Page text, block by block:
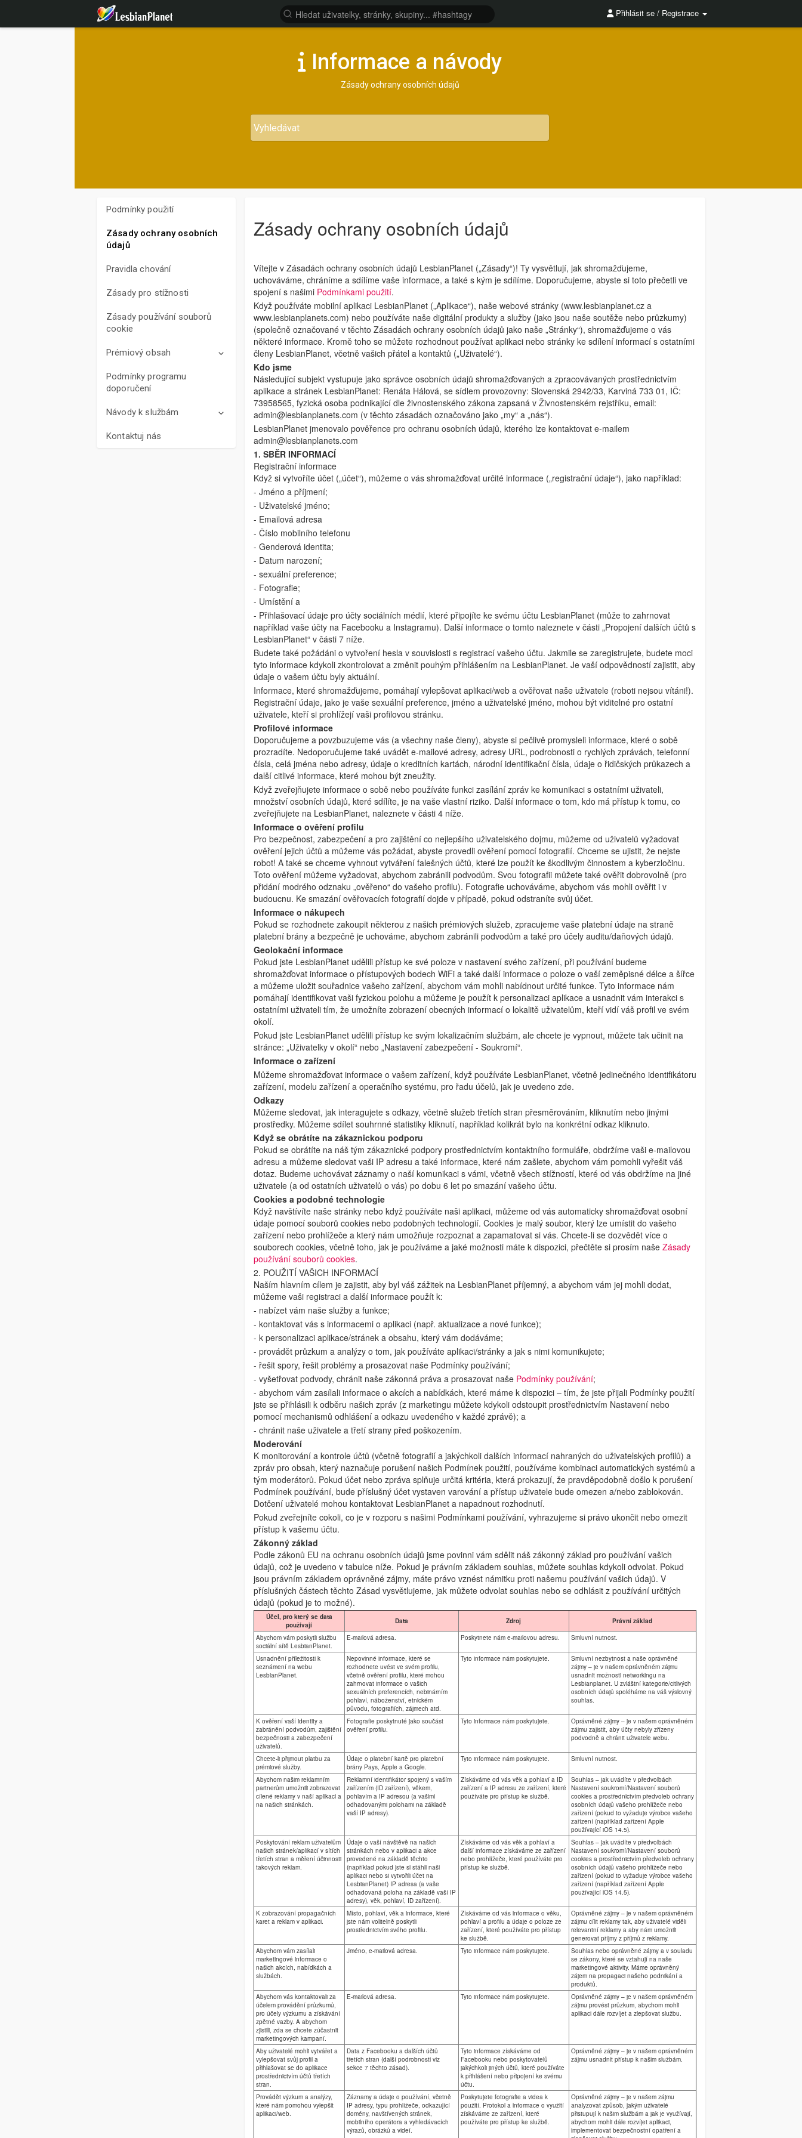
Přihlásit se / Registrace
Informace a návody
Zásady ochrany osobních údajů
Podmínky použití
Zásady ochrany osobních
údajů
Pravidla chování
Zásady pro stížnosti
Zásady používání souborů
cookie
Prémiový obsah
Podmínky programu
doporučení
Návody k službám
Kontaktuj nás
Zásady ochrany osobních údajů
Vítejte v Zásadách ochrany osobních údajů LesbianPlanet („Zásady“)! Ty vysvětlují, jak shromažďujeme,
uchováváme, chráníme a sdílíme vaše informace, a také s kým je sdílíme. Doporučujeme, abyste si toto přečetli ve
spojení s našimi Podmínkami použití.
Když používáte mobilní aplikaci LesbianPlanet („Aplikace“), naše webové stránky (www.lesbianplanet.cz a
www.lesbianplanets.com) nebo používáte naše digitální produkty a služby (jako jsou naše soutěže nebo průzkumy)
(společně označované v těchto Zásadách ochrany osobních údajů jako naše „Stránky“), shromažďujeme o vás
některé informace. Kromě toho se můžete rozhodnout používat aplikaci nebo stránky ke sdílení informací s ostatními
členy LesbianPlanet, včetně vašich přátel a kontaktů („Uživatelé“).
Kdo jsme
Následující subjekt vystupuje jako správce osobních údajů shromažďovaných a zpracovávaných prostřednictvím
aplikace a stránek LesbianPlanet: Renáta Hálová, se sídlem provozovny: Slovenská 2942/33, Karviná 733 01, IČ:
73958565, fyzická osoba podnikající dle živnostenského zákona zapsaná v Živnostenském rejstříku, email:
admin@lesbianplanets.com (v těchto zásadách označováno jako „my“ a „nás“).
LesbianPlanet jmenovalo pověřence pro ochranu osobních údajů, kterého lze kontaktovat e-mailem
admin@lesbianplanets.com
1. SBĚR INFORMACÍ
Registrační informace
Když si vytvoříte účet („účet“), můžeme o vás shromažďovat určité informace („registrační údaje“), jako například:
- Jméno a příjmení;
- Uživatelské jméno;
- Emailová adresa
- Číslo mobilního telefonu
- Genderová identita;
- Datum narození;
- sexuální preference;
- Fotografie;
- Umístění a
- Přihlašovací údaje pro účty sociálních médií, které připojíte ke svému účtu LesbianPlanet (může to zahrnovat
například vaše účty na Facebooku a Instagramu). Další informace o tomto naleznete v části „Propojení dalších účtů s
LesbianPlanet“ v části 7 níže.
Budete také požádáni o vytvoření hesla v souvislosti s registrací vašeho účtu. Jakmile se zaregistrujete, budete moci
tyto informace kdykoli zkontrolovat a změnit pouhým přihlášením na LesbianPlanet. Je vaší odpovědností zajistit, aby
údaje o vašem účtu byly aktuální.
Informace, které shromažďujeme, pomáhají vylepšovat aplikaci/web a ověřovat naše uživatele (roboti nejsou vítáni!).
Registrační údaje, jako je vaše sexuální preference, jméno a uživatelské jméno, mohou být viditelné pro ostatní
uživatele, kteří si prohlížejí vaši profilovou stránku.
Profilové informace
Doporučujeme a povzbuzujeme vás (a všechny naše členy), abyste si pečlivě promysleli informace, které o sobě
prozradíte. Nedoporučujeme také uvádět e-mailové adresy, adresy URL, podrobnosti o rychlých zprávách, telefonní
čísla, celá jména nebo adresy, údaje o kreditních kartách, národní identifikační čísla, údaje o řidičských průkazech a
další citlivé informace, které mohou být zneužity.
Když zveřejňujete informace o sobě nebo používáte funkci zasílání zpráv ke komunikaci s ostatními uživateli,
množství osobních údajů, které sdílíte, je na vaše vlastní riziko. Další informace o tom, kdo má přístup k tomu, co
zveřejňujete na LesbianPlanet, naleznete v části 4 níže.
Informace o ověření profilu
Pro bezpečnost, zabezpečení a pro zajištění co nejlepšího uživatelského dojmu, můžeme od uživatelů vyžadovat
ověření jejich účtů a můžeme vás požádat, abyste provedli ověření pomocí fotografií. Chceme se ujistit, že nejste
robot! A také se chceme vyhnout vytváření falešných účtů, které lze použít ke škodlivým činnostem a kyberzločinu.
Toto ověření můžeme vyžadovat, abychom zabránili podvodům. Svou fotografii můžete také ověřit dobrovolně (pro
přidání modrého odznaku „ověřeno“ do vašeho profilu). Fotografie uchováváme, abychom vás mohli ověřit i v
budoucnu. Ke smazání ověřovacích fotografií dojde v případě, pokud odstraníte svůj účet.
Informace o nákupech
Pokud se rozhodnete zakoupit některou z našich prémiových služeb, zpracujeme vaše platební údaje na straně
platební brány a bezpečně je uchováme, abychom zabránili podvodům a také pro účely auditu/daňových údajů.
Geolokační informace
Pokud jste LesbianPlanet udělili přístup ke své poloze v nastavení svého zařízení, při používání budeme
shromažďovat informace o přístupových bodech WiFi a také další informace o poloze o vaší zeměpisné délce a šířce
a můžeme uložit souřadnice vašeho zařízení, abychom vám mohli nabídnout určité funkce. Tyto informace nám
pomáhají identifikovat vaši fyzickou polohu a můžeme je použít k personalizaci aplikace a usnadnit vám interakci s
ostatními uživateli tím, že umožníte zobrazení obecných informací o lokalitě uživatelům, kteří vidí váš profil ve svém
okolí.
Pokud jste LesbianPlanet udělili přístup ke svým lokalizačním službám, ale chcete je vypnout, můžete tak učinit na
stránce: „Uživatelky v okolí“ nebo „Nastavení zabezpečení - Soukromí“.
Informace o zařízení
Můžeme shromažďovat informace o vašem zařízení, když používáte LesbianPlanet, včetně jedinečného identifikátoru
zařízení, modelu zařízení a operačního systému, pro řadu účelů, jak je uvedeno zde.
Odkazy
Můžeme sledovat, jak interagujete s odkazy, včetně služeb třetích stran přesměrováním, kliknutím nebo jinými
prostředky. Můžeme sdílet souhrnné statistiky kliknutí, například kolikrát bylo na konkrétní odkaz kliknuto.
Když se obrátíte na zákaznickou podporu
Pokud se obrátíte na náš tým zákaznické podpory prostřednictvím kontaktního formuláře, obdržíme vaši e-mailovou
adresu a můžeme sledovat vaši IP adresu a také informace, které nám zašlete, abychom vám pomohli vyřešit váš
dotaz. Budeme uchovávat záznamy o naší komunikaci s vámi, včetně všech stížností, které od vás obdržíme na jiné
uživatele (a od ostatních uživatelů o vás) po dobu 6 let po smazání vašeho účtu.
Cookies a podobné technologie
Když navštívíte naše stránky nebo když používáte naši aplikaci, můžeme od vás automaticky shromažďovat osobní
údaje pomocí souborů cookies nebo podobných technologií. Cookies je malý soubor, který lze umístit do vašeho
zařízení nebo prohlížeče a který nám umožňuje rozpoznat a zapamatovat si vás. Chcete-li se dozvědět více o
souborech cookies, včetně toho, jak je používáme a jaké možnosti máte k dispozici, přečtěte si prosím naše Zásady
používání souborů cookies.
2. POUŽITÍ VAŠICH INFORMACÍ
Naším hlavním cílem je zajistit, aby byl váš zážitek na LesbianPlanet příjemný, a abychom vám jej mohli dodat,
můžeme vaši registraci a další informace použít k:
- nabízet vám naše služby a funkce;
- kontaktovat vás s informacemi o aplikaci (např. aktualizace a nové funkce);
- k personalizaci aplikace/stránek a obsahu, který vám dodáváme;
- provádět průzkum a analýzy o tom, jak používáte aplikaci/stránky a jak s nimi komunikujete;
- řešit spory, řešit problémy a prosazovat naše Podmínky používání;
- vyšetřovat podvody, chránit naše zákonná práva a prosazovat naše Podmínky používání;
- abychom vám zasílali informace o akcích a nabídkách, které máme k dispozici – tím, že jste přijali Podmínky použití
jste se přihlásili k odběru našich zpráv (z marketingu můžete kdykoli odstoupit prostřednictvím Nastavení nebo
pomocí mechanismů odhlášení a odkazu uvedeného v každé zprávě); a
- chránit naše uživatele a třetí strany před poškozením.
Moderování
K monitorování a kontrole účtů (včetně fotografií a jakýchkoli dalších informací nahraných do uživatelských profilů) a
zpráv pro obsah, který naznačuje porušení našich Podmínek použití, používáme kombinaci automatických systémů a
tým moderátorů. Pokud účet nebo zpráva splňuje určitá kritéria, která prokazují, že pravděpodobně došlo k porušení
Podmínek používání, bude příslušný účet vystaven varování a přístup uživatele bude omezen a/nebo zablokován.
Dotčení uživatelé mohou kontaktovat LesbianPlanet a napadnout rozhodnutí.
Pokud zveřejníte cokoli, co je v rozporu s našimi Podmínkami používání, vyhrazujeme si právo ukončit nebo omezit
přístup k vašemu účtu.
Zákonný základ
Podle zákonů EU na ochranu osobních údajů jsme povinni vám sdělit náš zákonný základ pro používání vašich
údajů, což je uvedeno v tabulce níže. Pokud je právním základem souhlas, můžete souhlas kdykoli odvolat. Pokud
jsou právním základem oprávněné zájmy, máte právo vznést námitku proti našemu používání vašich údajů. V
příslušných částech těchto Zásad vysvětlujeme, jak můžete odvolat souhlas nebo se odhlásit z používání určitých
údajů (pokud je to možné).
Účel, pro který se data
používají
Data Zdroj
Právní základ
Abychom vám poskytli službu
sociální sítě LesbianPlanet.
E-mailová adresa. Poskytnete nám e-mailovou adresu. Smluvní nutnost.
Usnadnění příležitosti k
seznámení na webu
LesbianPlanet.
Nepovinné informace, které se
rozhodnete uvést ve svém profilu,
včetně ověření profilu, které mohou
zahrnovat informace o vašich
sexuálních preferencích, nebinárním
pohlaví, náboženství, etnickém
původu, fotografiích, zájmech atd.
Tyto informace nám poskytujete.
Smluvní nezbytnost a naše oprávněné
zájmy – je v našem oprávněném zájmu
usnadnit možnosti networkingu na
Lesbianplanet. U zvláštní kategorie/citlivých
osobních údajů spoléháme na váš výslovný
souhlas.
K ověření vaší identity a
zabránění podvodům, zajištění
bezpečnosti a zabezpečení
uživatelů.
Fotografie poskytnuté jako součást
ověření profilu.
Tyto informace nám poskytujete.
Oprávněné zájmy – je v našem oprávněném
zájmu zajistit, aby účty nebyly zřízeny
podvodně a chránit uživatele webu.
Chcete-li přijmout platbu za
prémiové služby.
Údaje o platební kartě pro platební
brány Pays, Apple a Google.
Tyto informace nám poskytujete. Smluvní nutnost.
Abychom našim reklamním
partnerům umožnili zobrazovat
cílené reklamy v naší aplikaci a
na našich stránkách.
Reklamní identifikátor spojený s vaším
zařízením (ID zařízení), věkem,
pohlavím a IP adresou (a vašimi
odhadovanými polohami na základě
vaší IP adresy).
Získáváme od vás věk a pohlaví a ID
zařízení a IP adresu ze zařízení, které
používáte pro přístup ke službě.
Souhlas – jak uvádíte v předvolbách
Nastavení soukromí/Nastavení souborů
cookies a prostřednictvím předvoleb ochrany
osobních údajů vašeho prohlížeče nebo
zařízení (pokud to vyžaduje výrobce vašeho
zařízení (například zařízení Apple
používající iOS 14.5).
Poskytování reklam uživatelům
našich stránek/aplikací v sítích
třetích stran a měření účinnosti
takových reklam.
Údaje o vaší návštěvě na našich
stránkách nebo v aplikaci a akce
provedené na základě těchto
(například pokud jste si stáhli naši
aplikaci nebo si vytvořili účet na
LesbianPlanet) IP adresa (a vaše
odhadovaná poloha na základě vaší IP
adresy), věk, pohlaví, ID zařízení).
Získáváme od vás věk a pohlaví a
další informace získáváme ze zařízení
nebo prohlížeče, které používáte pro
přístup ke službě.
Souhlas – jak uvádíte v předvolbách
Nastavení soukromí/Nastavení souborů
cookies a prostřednictvím předvoleb ochrany
osobních údajů vašeho prohlížeče nebo
zařízení (pokud to vyžaduje výrobce vašeho
zařízení (například zařízení Apple
používající iOS 14.5).
K zobrazování propagačních
karet a reklam v aplikaci.
Místo, pohlaví, věk a informace, které
jste nám volitelně poskytli
prostřednictvím svého profilu.
Získáváme od vás informace o věku,
pohlaví a profilu a údaje o poloze ze
zařízení, které používáte pro přístup
ke službě.
Oprávněné zájmy – je v našem oprávněném
zájmu cílit reklamy tak, aby uživatelé viděli
relevantní reklamy a aby nám umožnili
generovat příjmy z příjmů z reklamy.
Abychom vám zasílali
marketingové informace o
našich akcích, nabídkách a
službách.
Jméno, e-mailová adresa. Tyto informace nám poskytujete.
Souhlas nebo oprávněné zájmy a v souladu
se zákony, které se vztahují na naše
marketingové aktivity. Máme oprávněný
zájem na propagaci našeho podnikání a
produktů.
Abychom vás kontaktovali za
účelem provádění průzkumů,
pro účely výzkumu a získávání
zpětné vazby. A abychom
zjistili, zda se chcete zúčastnit
marketingových kampaní.
E-mailová adresa. Tyto informace nám poskytujete.
Oprávněné zájmy – je v našem oprávněném
zájmu provést průzkum, abychom mohli
aplikaci dále rozvíjet a zlepšovat službu.
Aby uživatelé mohli vytvářet a
vylepšovat svůj profil a
přihlašovat se do aplikace
prostřednictvím účtů třetích
stran.
Data z Facebooku a dalších účtů
třetích stran (další podrobnosti viz
sekce 7 těchto zásad).
Tyto informace získáváme od
Facebooku nebo poskytovatelů
jakýchkoli jiných účtů, které používáte
k přihlášení nebo připojení ke svému
účtu.
Oprávněné zájmy – je v našem oprávněném
zájmu usnadnit přístup k našim službám.
Provádět výzkum a analýzy,
které nám pomohou vylepšit
aplikaci/web.
Záznamy a údaje o používání, včetně
IP adresy, typu prohlížeče, odkazující
domény, navštívených stránek,
mobilního operátora a vyhledávacích
výrazů, obrázků a videí.
Poskytujete fotografie a videa k
použití. Protokol a informace o využití
získáváme ze zařízení, které
používáte pro přístup ke službě.
Oprávněné zájmy – je v našem zájmu
analyzovat způsob, jakým uživatelé
přistupují k našim službám a jak je využívají,
abychom mohli dále rozvíjet aplikaci,
implementovat bezpečnostní opatření a